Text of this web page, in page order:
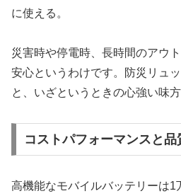
に使える。
災害時や停電時、長時間のアウ
安心というわけです。防災リュ
と、いざというときの心強い味方
コストパフォーマンスと
高機能なモバイルバッテリーは1